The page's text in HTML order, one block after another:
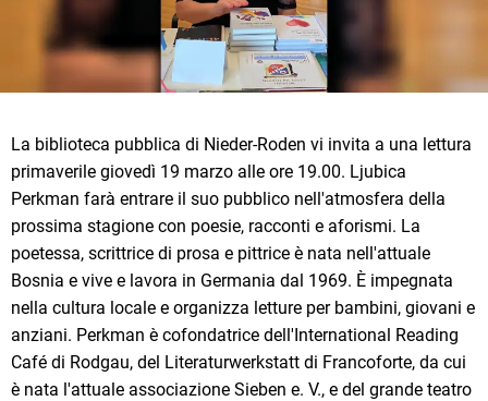
La biblioteca pubblica di Nieder-Roden vi invita a una lettura
primaverile giovedì 19 marzo alle ore 19.00. Ljubica
Perkman farà entrare il suo pubblico nell'atmosfera della
prossima stagione con poesie, racconti e aforismi. La
poetessa, scrittrice di prosa e pittrice è nata nell'attuale
Bosnia e vive e lavora in Germania dal 1969. È impegnata
nella cultura locale e organizza letture per bambini, giovani e
anziani. Perkman è cofondatrice dell'International Reading
Café di Rodgau, del Literaturwerkstatt di Francoforte, da cui
è nata l'attuale associazione Sieben e. V., e del grande teatro